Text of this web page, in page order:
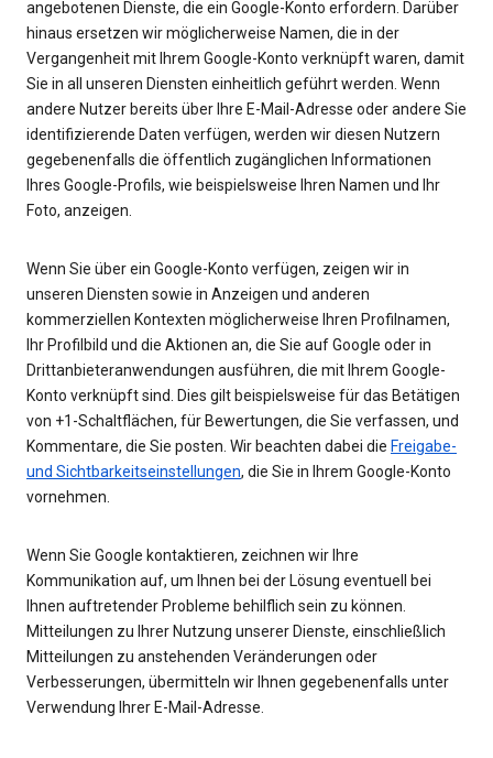
angebotenen Dienste, die ein Google-Konto erfordern. Darüber
hinaus ersetzen wir möglicherweise Namen, die in der
Vergangenheit mit Ihrem Google-Konto verknüpft waren, damit
Sie in all unseren Diensten einheitlich geführt werden. Wenn
andere Nutzer bereits über Ihre E-Mail-Adresse oder andere Sie
identifizierende Daten verfügen, werden wir diesen Nutzern
gegebenenfalls die öffentlich zugänglichen Informationen
Ihres Google-Profils, wie beispielsweise Ihren Namen und Ihr
Foto, anzeigen.
Wenn Sie über ein Google-Konto verfügen, zeigen wir in
unseren Diensten sowie in Anzeigen und anderen
kommerziellen Kontexten möglicherweise Ihren Profilnamen,
Ihr Profilbild und die Aktionen an, die Sie auf Google oder in
Drittanbieteranwendungen ausführen, die mit Ihrem Google-
Konto verknüpft sind. Dies gilt beispielsweise für das Betätigen
von +1-Schaltflächen, für Bewertungen, die Sie verfassen, und
Kommentare, die Sie posten. Wir beachten dabei die Freigabe-
und Sichtbarkeitseinstellungen, die Sie in Ihrem Google-Konto
vornehmen.
Wenn Sie Google kontaktieren, zeichnen wir Ihre
Kommunikation auf, um Ihnen bei der Lösung eventuell bei
Ihnen auftretender Probleme behilflich sein zu können.
Mitteilungen zu Ihrer Nutzung unserer Dienste, einschließlich
Mitteilungen zu anstehenden Veränderungen oder
Verbesserungen, übermitteln wir Ihnen gegebenenfalls unter
Verwendung Ihrer E-Mail-Adresse.